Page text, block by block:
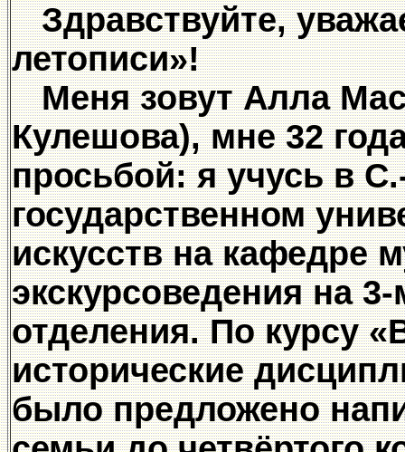
Здравствуйте,
летописи»!
Меня зовут Алла
Кулешова), мне 32
просьбой: я учусь в
государственном
искусств на кафедре
экскурсоведения на
отделения. По курсу
исторические
было предложено